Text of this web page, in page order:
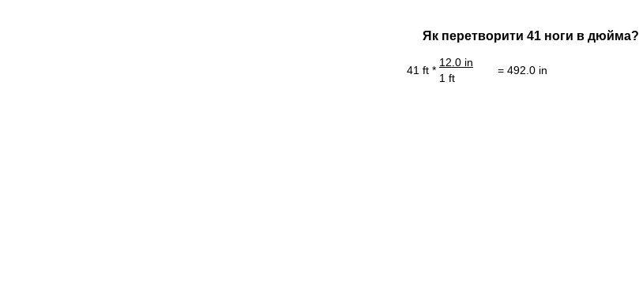
Як перетворити 41 ноги в дюйма?
41 ft *
12.0 in
= 492.0 in
1 ft